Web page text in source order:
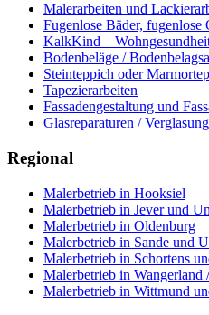
Malerarbeiten und
Fugenlose Bäder, fugenlose
KalkKind –
Bodenbeläge /
Steinteppich oder
Tapezierarbeiten
Fassadengestaltung und
Glasreparaturen /
Regional
Malerbetrieb in Hooksiel
Malerbetrieb in Jever und
Malerbetrieb in Oldenburg
Malerbetrieb in Sande und
Malerbetrieb in Schortens
Malerbetrieb in Wangerland
Malerbetrieb in Wittmund